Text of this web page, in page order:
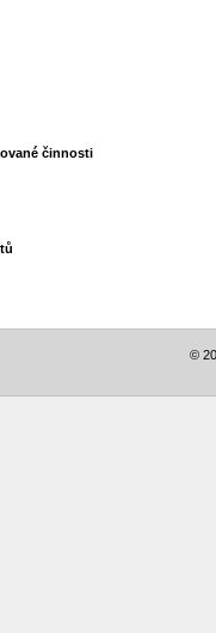
činnosti
©